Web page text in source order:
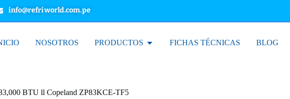
info@refriworld.com.pe
NOSOTROS PRODUCTOS FICHAS TÉCNICAS BLOG
BTU ll Copeland ZP83KCE-TF5